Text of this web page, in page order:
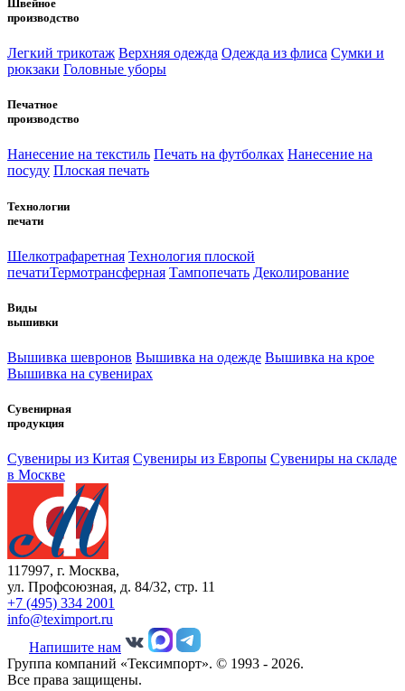
Швейное
производство
Легкий трикотаж Верхняя одежда Одежда из флиса Сумки и
рюкзаки Головные уборы
Печатное
производство
Нанесение на текстиль Печать на футболках Нанесение на
посуду Плоская печать
Технологии
печати
Шелкотрафаретная Технология плоской
печатиТермотрансферная Тампопечать Деколирование
Виды
вышивки
Вышивка шевронов Вышивка на одежде Вышивка на крое
Вышивка на сувенирах
Сувенирная
продукция
Сувениры из Китая Сувениры из Европы Сувениры на складе
в Москве
117997, г. Москва,
ул. Профсоюзная, д. 84/32, стр. 11
+7 (495) 334 2001
info@teximport.ru
Напишите нам
Группа компаний «Тексимпорт». © 1993 - 2026.
Все права защищены.